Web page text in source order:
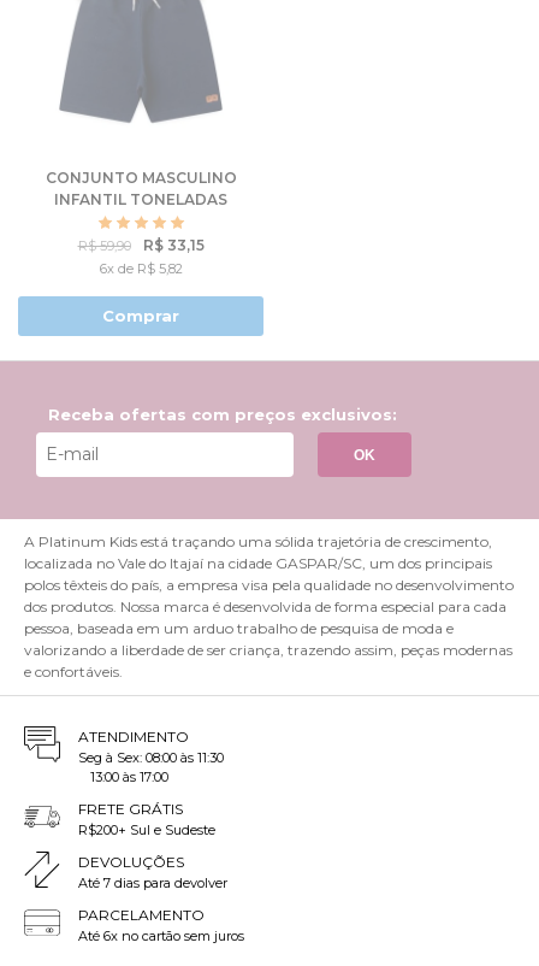
CONJUNTO MASCULINO
INFANTIL TONELADAS
DE DIVERSÃO
R$ 59,90 R$ 33,15
6x de R$ 5,82
Comprar
Receba ofertas com preços exclusivos:
OK
A Platinum Kids está traçando uma sólida trajetória de crescimento,
localizada no Vale do Itajaí na cidade GASPAR/SC, um dos principais
polos têxteis do país, a empresa visa pela qualidade no desenvolvimento
dos produtos. Nossa marca é desenvolvida de forma especial para cada
pessoa, baseada em um arduo trabalho de pesquisa de moda e
valorizando a liberdade de ser criança, trazendo assim, peças modernas
e confortáveis.
ATENDIMENTO
Seg à Sex: 08:00 às 11:30
13:00 às 17:00
FRETE GRÁTIS
R$200+ Sul e Sudeste
DEVOLUÇÕES
Até 7 dias para devolver
PARCELAMENTO
Até 6x no cartão sem juros